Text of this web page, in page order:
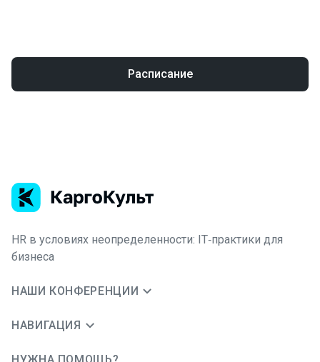
Расписание
HR в условиях неопределенности: IT‑практики для
бизнеса
НАШИ КОНФЕРЕНЦИИ
НАВИГАЦИЯ